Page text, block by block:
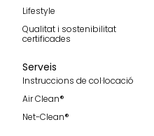
Lifestyle
Qualitat i sostenibilitat
certificades
Serveis
Instruccions de col·locació
Air Clean®
Net-Clean®